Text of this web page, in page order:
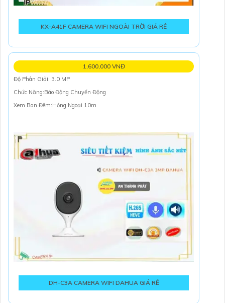
KX-A41F CAMERA WIFI NGOÀI TRỜI GIÁ RẺ
DH-C3A CAMERA WIFI DAHUA GIÁ RẺ
1,600,000 VNĐ
Độ Phân Giải: 3.0 MP
Chức Năng:Báo Động Chuyển Động
Xem Ban Đêm:Hồng Ngoại 10m